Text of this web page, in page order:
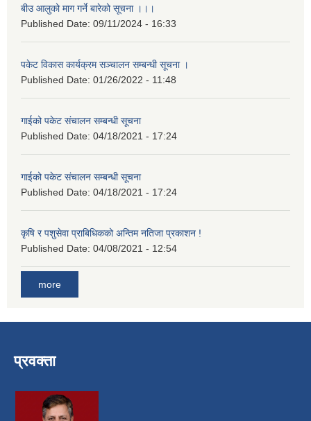
बीउ आलुको माग गर्ने बारेको सूचना ।।।
Published Date: 09/11/2024 - 16:33
पकेट विकास कार्यक्रम सञ्चालन सम्बन्धी सूचना ।
Published Date: 01/26/2022 - 11:48
गाईको पकेट संचालन सम्बन्धी सूचना
Published Date: 04/18/2021 - 17:24
गाईको पकेट संचालन सम्बन्धी सूचना
Published Date: 04/18/2021 - 17:24
कृषि र पशुसेवा प्राबिधिकको अन्तिम नतिजा प्रकाशन !
Published Date: 04/08/2021 - 12:54
more
प्रवक्ता